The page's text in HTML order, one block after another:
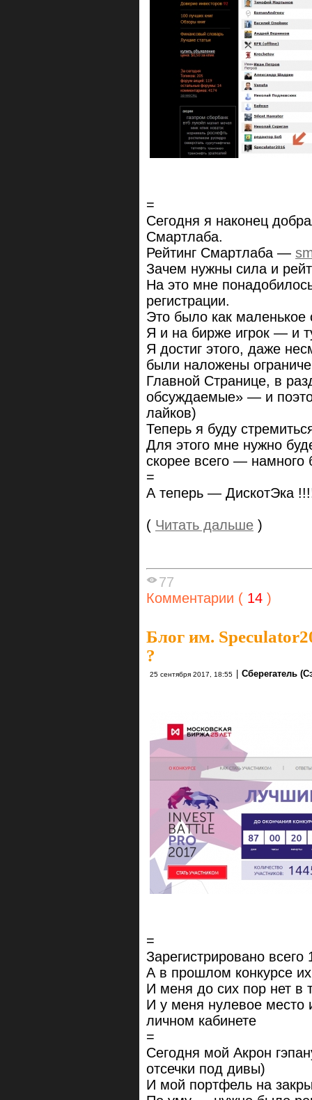
=
Сегодня я наконец
Смартлаба.
Рейтинг Смартлаба —
Зачем нужны сила и
На это мне
регистрации.
Это было как маленькое
Я и на бирже игрок — и
Я достиг этого, даже
были наложены
Главной Странице, в
обсуждаемые» — и
лайков)
Теперь я буду
Для этого мне нужно
скорее всего — намного
=
А теперь — ДискотЭка
( Читать дальше )
77
Комментарии ( 14 )
Блог им.
?
25 сентября 2017, 18:55 Сберегатель
=
Зарегистрировано всего
А в прошлом конкурсе
И меня до сих пор нет в
И у меня нулевое место
личном кабинете
=
Сегодня мой Акрон
отсечки под дивы)
И мой портфель на